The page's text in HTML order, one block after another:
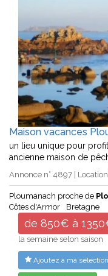
Maison vacances
un lieu unique pour
ancienne maison de
Annonce n° 4897 |
Ploumanach proche de
Côtes d'Armor
Bretagne
de 850€ à
la semaine selon saison
Ajoutez à ma sélection